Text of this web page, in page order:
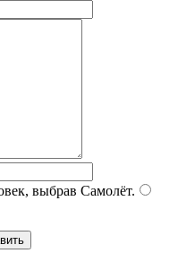
выбрав Самолёт.